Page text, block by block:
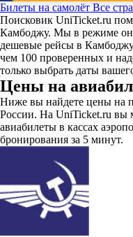
Билеты на самолёт Все
Поисковик UniTicket.ru
Камбоджу. Мы в режиме
дешевые рейсы в
чем 100 проверенных и
только выбрать даты
Цены на
Ниже вы найдете цены на
России. На UniTicket.ru вы
авиабилеты в кассах
бронирования за 5 минут.